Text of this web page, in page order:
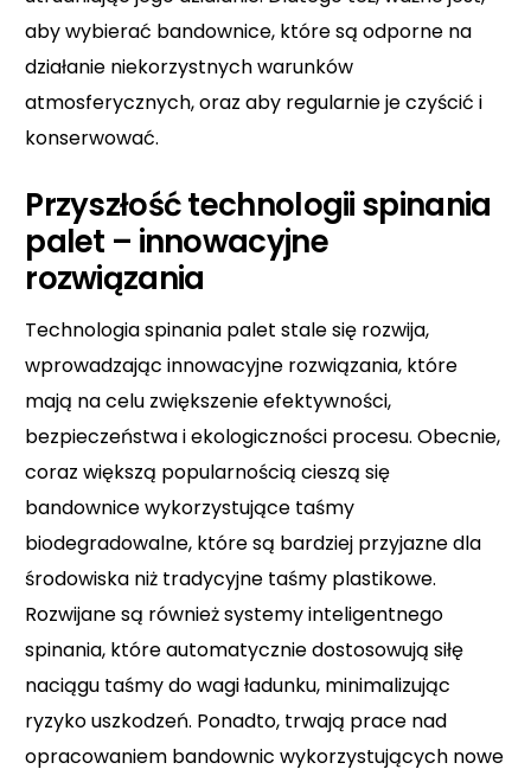
aby wybierać bandownice, które są odporne na
działanie niekorzystnych warunków
atmosferycznych, oraz aby regularnie je czyścić i
konserwować.
Przyszłość technologii spinania
palet – innowacyjne
rozwiązania
Technologia spinania palet stale się rozwija,
wprowadzając innowacyjne rozwiązania, które
mają na celu zwiększenie efektywności,
bezpieczeństwa i ekologiczności procesu. Obecnie,
coraz większą popularnością cieszą się
bandownice wykorzystujące taśmy
biodegradowalne, które są bardziej przyjazne dla
środowiska niż tradycyjne taśmy plastikowe.
Rozwijane są również systemy inteligentnego
spinania, które automatycznie dostosowują siłę
naciągu taśmy do wagi ładunku, minimalizując
ryzyko uszkodzeń. Ponadto, trwają prace nad
opracowaniem bandownic wykorzystujących nowe